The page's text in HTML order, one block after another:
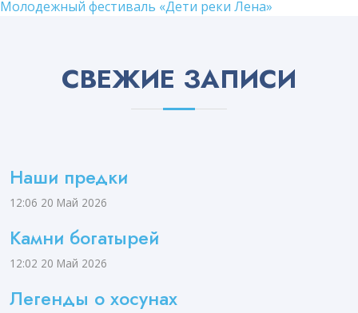
запись:
Молодежный фестиваль «Дети реки Лена»
СВЕЖИЕ ЗАПИСИ
Наши предки
12:06 20 Май 2026
Камни богатырей
12:02 20 Май 2026
Легенды о хосунах